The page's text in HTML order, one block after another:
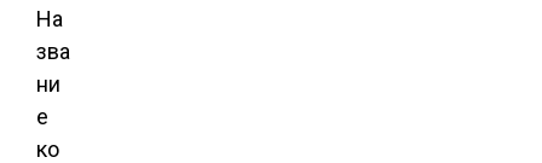
На
зва
ни
е
ко